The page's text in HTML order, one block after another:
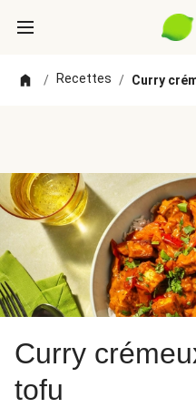
/ Recettes / Curry
Curry
tofu